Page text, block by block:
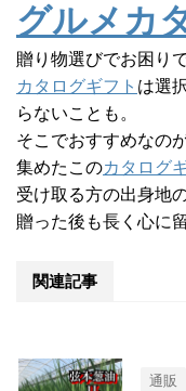
グルメカ
贈り物選びでお困り
カタログギフト は選
らないことも。
そこでおすすめなの
集めたこのカタログ
受け取る方の出身地
贈った後も長く心に
関連記事
通販